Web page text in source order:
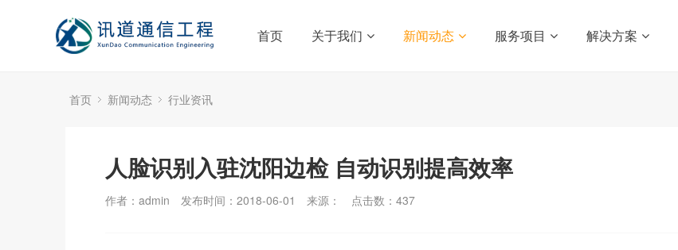
首页 关于我们 新闻动态 服务项目 解决方案
首页 新闻动态 行业资讯
人脸识别入驻沈阳边检 自动识别提高效率
作者：admin 发布时间：2018-06-01 来源： 点击数： 437